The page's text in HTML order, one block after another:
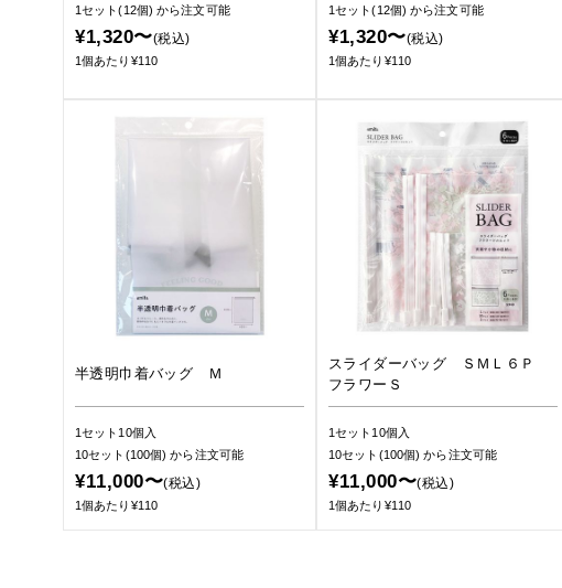
1セット(12個)から注文可能
¥1,320〜(税込)
1個あたり¥110
1セット(12個)から注文可能
¥1,320〜(税込)
1個あたり¥110
半透明巾着バッグ Ｍ
1セット10個入
10セット(100個)から注文可能
¥11,000〜(税込)
1個あたり¥110
スライダーバッグ ＳＭＬ６Ｐ
フラワーＳ
1セット10個入
10セット(100個)から注文可能
¥11,000〜(税込)
1個あたり¥110